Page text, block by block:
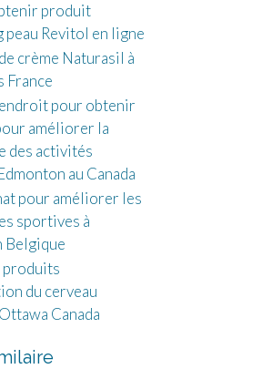
produit
peau Revitol en ligne
crème Naturasil à
France
pour obtenir
améliorer la
des activités
au Canada
pour améliorer les
sportives à
Belgique
produits
du cerveau
Canada